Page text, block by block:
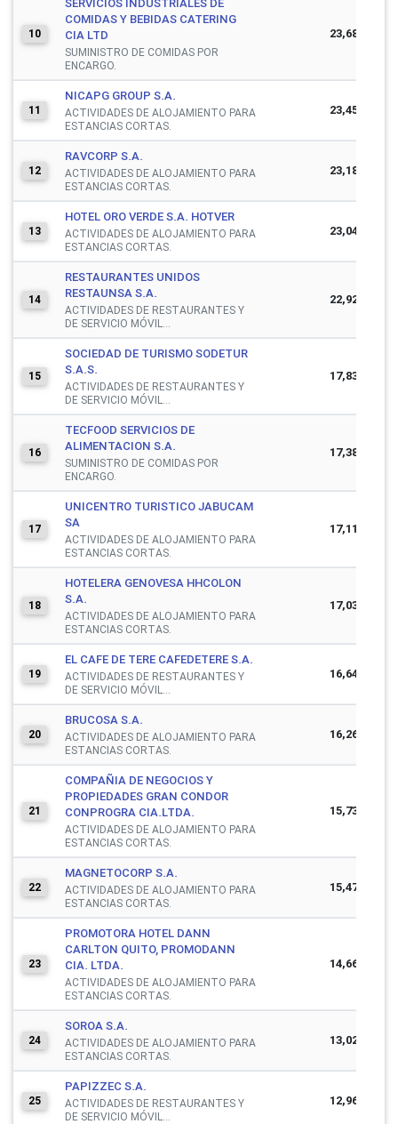
10
COMIDAS Y BEBIDAS CATERING
CIA LTD
SUMINISTRO DE COMIDAS POR
ENCARGO.
23,685,291
11
NICAPG GROUP S.A.
ACTIVIDADES DE ALOJAMIENTO PARA
ESTANCIAS CORTAS.
23,456,025
12
RAVCORP S.A.
ACTIVIDADES DE ALOJAMIENTO PARA
ESTANCIAS CORTAS.
23,182,122
13
HOTEL ORO VERDE S.A. HOTVER
ACTIVIDADES DE ALOJAMIENTO PARA
ESTANCIAS CORTAS.
23,041,864
14
RESTAURANTES UNIDOS
RESTAUNSA S.A.
ACTIVIDADES DE RESTAURANTES Y
DE SERVICIO MÓVIL...
22,925,370
15
SOCIEDAD DE TURISMO SODETUR
S.A.S.
ACTIVIDADES DE RESTAURANTES Y
DE SERVICIO MÓVIL...
17,834,880
16
TECFOOD SERVICIOS DE
ALIMENTACION S.A.
SUMINISTRO DE COMIDAS POR
ENCARGO.
17,383,289
17
UNICENTRO TURISTICO JABUCAM
SA
ACTIVIDADES DE ALOJAMIENTO PARA
ESTANCIAS CORTAS.
17,110,522
18
HOTELERA GENOVESA HHCOLON
S.A.
ACTIVIDADES DE ALOJAMIENTO PARA
ESTANCIAS CORTAS.
17,038,620
19
EL CAFE DE TERE CAFEDETERE S.A.
ACTIVIDADES DE RESTAURANTES Y
DE SERVICIO MÓVIL...
16,645,727
20
BRUCOSA S.A.
ACTIVIDADES DE ALOJAMIENTO PARA
ESTANCIAS CORTAS.
16,260,730
21
COMPAÑIA DE NEGOCIOS Y
PROPIEDADES GRAN CONDOR
CONPROGRA CIA.LTDA.
ACTIVIDADES DE ALOJAMIENTO PARA
ESTANCIAS CORTAS.
15,736,702
22
MAGNETOCORP S.A.
ACTIVIDADES DE ALOJAMIENTO PARA
ESTANCIAS CORTAS.
15,470,407
23
PROMOTORA HOTEL DANN
CARLTON QUITO, PROMODANN
CIA. LTDA.
ACTIVIDADES DE ALOJAMIENTO PARA
ESTANCIAS CORTAS.
14,662,472
24
SOROA S.A.
ACTIVIDADES DE ALOJAMIENTO PARA
ESTANCIAS CORTAS.
13,025,469
25
PAPIZZEC S.A.
ACTIVIDADES DE RESTAURANTES Y
DE SERVICIO MÓVIL...
12,966,266